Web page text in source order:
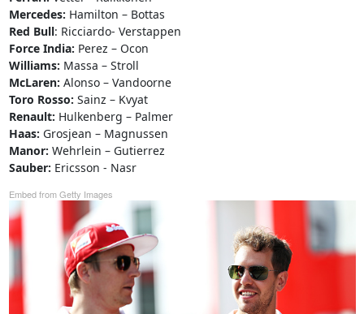
Mercedes: Hamilton – Bottas
Red Bull: Ricciardo- Verstappen
Force India: Perez – Ocon
Williams: Massa – Stroll
McLaren: Alonso – Vandoorne
Toro Rosso: Sainz – Kvyat
Renault: Hulkenberg – Palmer
Haas: Grosjean – Magnussen
Manor: Wehrlein – Gutierrez
Sauber: Ericsson - Nasr
Embed from Getty Images